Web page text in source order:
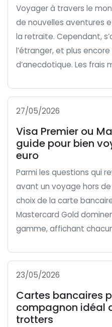
Voyager à travers le
de nouvelles aventures
la retraite. Cependant,
l’étranger, et plus encore
d’anecdotique. Les frais
27/05/2026
Visa Premier ou
guide pour bien
euro
Parmi les questions qui
avant un voyage hors
choix de la carte
Mastercard Gold
gamme, affichant
23/05/2026
Cartes bancaires
compagnon idéal
trotters